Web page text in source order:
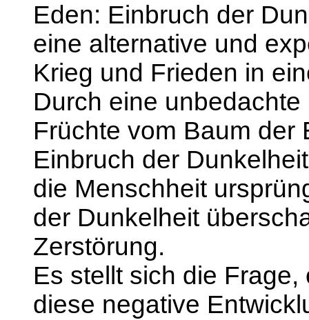
Eden: Einbruch der
eine alternative und
Krieg und Frieden in
Durch eine
Früchte vom Baum der
Einbruch der
die Menschheit
der Dunkelheit
Zerstörung.
Es stellt sich die
diese negative